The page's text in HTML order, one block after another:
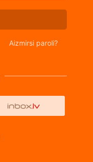
Aizmirsi paroli?